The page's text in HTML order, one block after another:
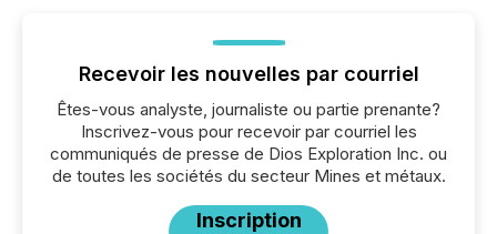
Recevoir les nouvelles par courriel
Êtes-vous analyste, journaliste ou partie prenante?
Inscrivez-vous pour recevoir par courriel les
communiqués de presse de Dios Exploration Inc. ou
de toutes les sociétés du secteur Mines et métaux.
Inscription